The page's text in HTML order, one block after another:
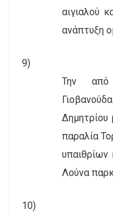
αιγιαλού
ανάπτυξη
9)
Την από
Δημητρίου
παραλία
υπαιθρίων
Λούνα
10)